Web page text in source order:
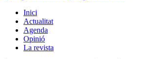
Inici
Actualitat
Agenda
Opinió
La revista